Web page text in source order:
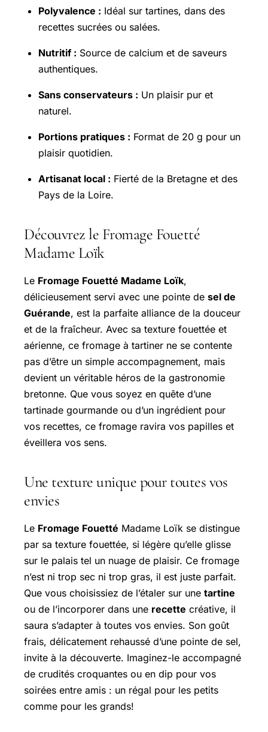
Polyvalence : Idéal sur tartines, dans des
recettes sucrées ou salées.
Nutritif : Source de calcium et de saveurs
authentiques.
Sans conservateurs : Un plaisir pur et
naturel.
Portions pratiques : Format de 20 g pour un
plaisir quotidien.
Artisanat local : Fierté de la Bretagne et des
Pays de la Loire.
Découvrez le Fromage Fouetté
Madame Loïk
Le Fromage Fouetté Madame Loïk,
délicieusement servi avec une pointe de sel de
Guérande, est la parfaite alliance de la douceur
et de la fraîcheur. Avec sa texture fouettée et
aérienne, ce fromage à tartiner ne se contente
pas d’être un simple accompagnement, mais
devient un véritable héros de la gastronomie
bretonne. Que vous soyez en quête d’une
tartinade gourmande ou d’un ingrédient pour
vos recettes, ce fromage ravira vos papilles et
éveillera vos sens.
Une texture unique pour toutes vos
envies
Le Fromage Fouetté Madame Loïk se distingue
par sa texture fouettée, si légère qu’elle glisse
sur le palais tel un nuage de plaisir. Ce fromage
n’est ni trop sec ni trop gras, il est juste parfait.
Que vous choisissiez de l’étaler sur une tartine
ou de l’incorporer dans une recette créative, il
saura s’adapter à toutes vos envies. Son goût
frais, délicatement rehaussé d’une pointe de sel,
invite à la découverte. Imaginez-le accompagné
de crudités croquantes ou en dip pour vos
soirées entre amis : un régal pour les petits
comme pour les grands!